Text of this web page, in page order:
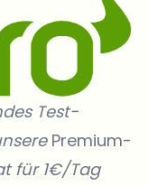
Test-
Premium-
für 1€/Tag